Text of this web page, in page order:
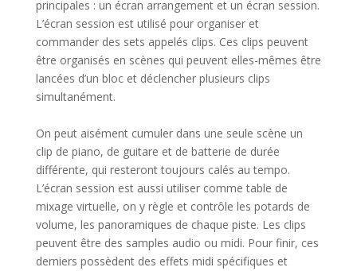
principales : un écran arrangement et un écran session.
L’écran session est utilisé pour organiser et
commander des sets appelés clips. Ces clips peuvent
être organisés en scènes qui peuvent elles-mêmes être
lancées d’un bloc et déclencher plusieurs clips
simultanément.
On peut aisément cumuler dans une seule scène un
clip de piano, de guitare et de batterie de durée
différente, qui resteront toujours calés au tempo.
L’écran session est aussi utiliser comme table de
mixage virtuelle, on y règle et contrôle les potards de
volume, les panoramiques de chaque piste. Les clips
peuvent être des samples audio ou midi. Pour finir, ces
derniers possèdent des effets midi spécifiques et